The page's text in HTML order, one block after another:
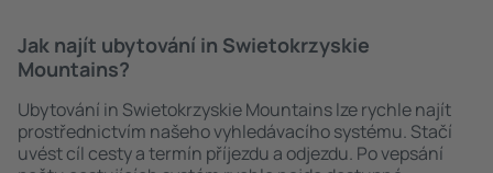
Jak najít ubytování in Swietokrzyskie
Mountains?
Ubytování in Swietokrzyskie Mountains lze rychle najít
prostřednictvím našeho vyhledávacího systému. Stačí
uvést cíl cesty a termín příjezdu a odjezdu. Po vepsání